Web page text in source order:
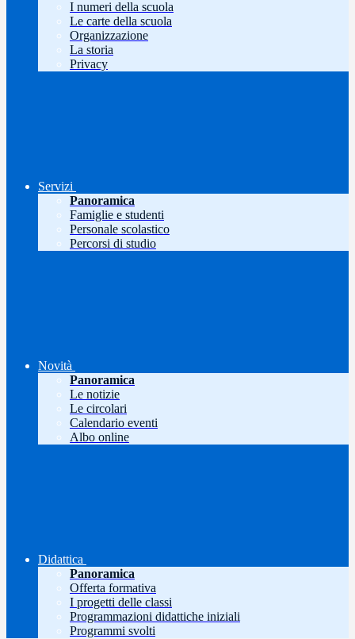
I numeri della scuola
Le carte della scuola
Organizzazione
La storia
Privacy
Servizi
Panoramica
Famiglie e studenti
Personale scolastico
Percorsi di studio
Novità
Panoramica
Le notizie
Le circolari
Calendario eventi
Albo online
Didattica
Panoramica
Offerta formativa
I progetti delle classi
Programmazioni didattiche iniziali
Programmi svolti